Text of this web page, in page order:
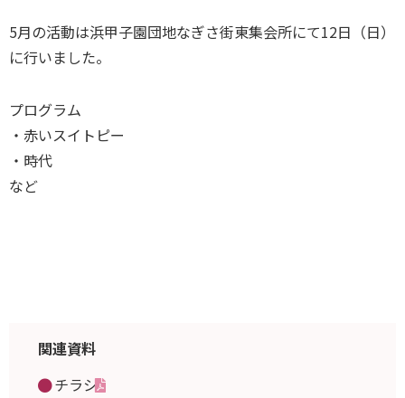
5月の活動は浜甲子園団地なぎさ街東集会所にて12日（日）
に行いました。
プログラム
・赤いスイトピー
・時代
など
関連資料
チラシ